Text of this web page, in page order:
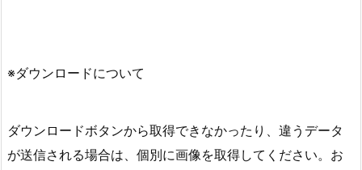
※ダウンロードについて
ダウンロードボタンから取得できなかったり、違うデータ
が送信される場合は、個別に画像を取得してください。お